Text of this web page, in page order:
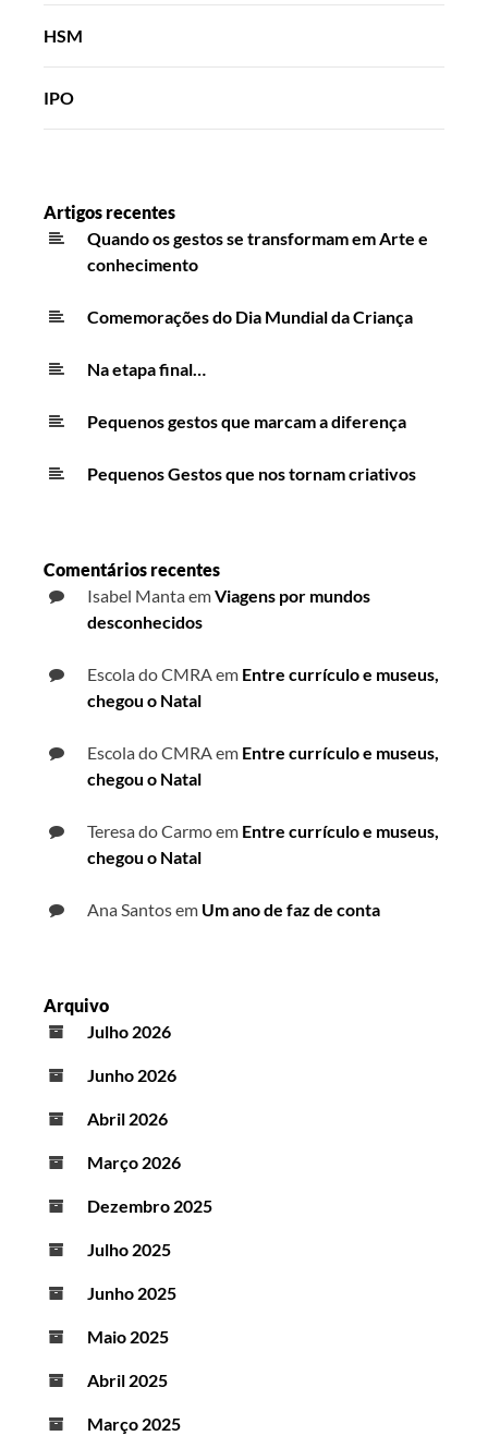
HSM
IPO
Artigos recentes
Quando os gestos se transformam em Arte e
conhecimento
Comemorações do Dia Mundial da Criança
Na etapa final…
Pequenos gestos que marcam a diferença
Pequenos Gestos que nos tornam criativos
Comentários recentes
Isabel MantaemViagens por mundos
desconhecidos
Escola do CMRAem Entre currículo e museus,
chegou o Natal
Escola do CMRAem Entre currículo e museus,
chegou o Natal
Teresa do Carmoem Entre currículo e museus,
chegou o Natal
Ana Santosem Um ano de faz de conta
Arquivo
Julho 2026
Junho 2026
Abril 2026
Março 2026
Dezembro 2025
Julho 2025
Junho 2025
Maio 2025
Abril 2025
Março 2025